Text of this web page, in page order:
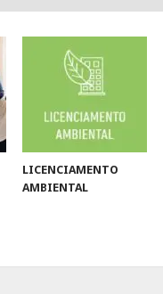
LICENCIAMENTO
AMBIENTAL